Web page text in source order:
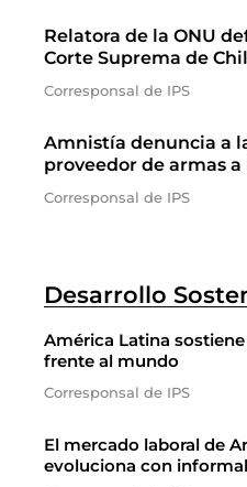
Relatora de la ONU
Corte Suprema de
Corresponsal de IPS
Amnistía denuncia a
proveedor de armas a
Corresponsal de IPS
Desarrollo
América Latina
frente al mundo
Corresponsal de IPS
El mercado laboral de
evoluciona con